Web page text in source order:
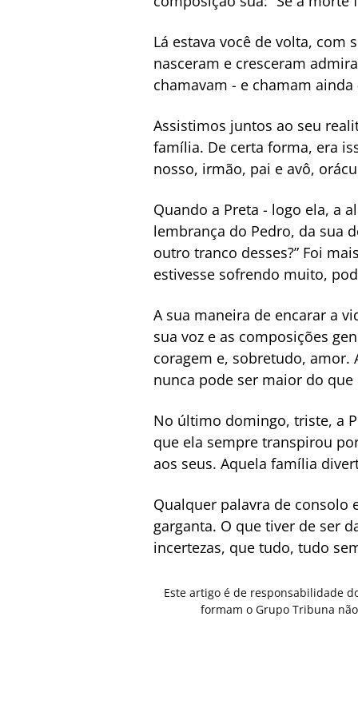
Lá estava você de volta, com
nasceram e cresceram
chamavam - e chamam
Assistimos juntos ao seu
família. De certa forma, era
nosso, irmão, pai e avô,
Quando a Preta - logo ela, a
lembrança do Pedro, da sua
outro tranco desses?” Foi
estivesse sofrendo muito,
A sua maneira de encarar a
sua voz e as composições
coragem e, sobretudo,
nunca pode ser maior do
No último domingo, triste, a
que ela sempre transpirou
aos seus. Aquela família
Qualquer palavra de consolo
garganta. O que tiver de ser
incertezas, que tudo, tudo
Este artigo é de responsabilidade
formam o Grupo Tribuna